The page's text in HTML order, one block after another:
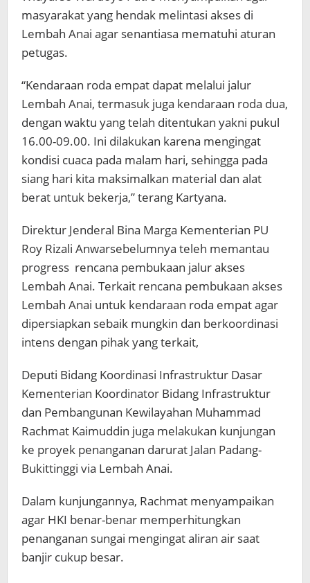
masyarakat yang hendak melintasi akses di
Lembah Anai agar senantiasa mematuhi aturan
petugas.
“Kendaraan roda empat dapat melalui jalur
Lembah Anai, termasuk juga kendaraan roda dua,
dengan waktu yang telah ditentukan yakni pukul
16.00-09.00. Ini dilakukan karena mengingat
kondisi cuaca pada malam hari, sehingga pada
siang hari kita maksimalkan material dan alat
berat untuk bekerja,” terang Kartyana.
Direktur Jenderal Bina Marga Kementerian PU
Roy Rizali Anwarsebelumnya teleh memantau
progress rencana pembukaan jalur akses
Lembah Anai. Terkait rencana pembukaan akses
Lembah Anai untuk kendaraan roda empat agar
dipersiapkan sebaik mungkin dan berkoordinasi
intens dengan pihak yang terkait,
Deputi Bidang Koordinasi Infrastruktur Dasar
Kementerian Koordinator Bidang Infrastruktur
dan Pembangunan Kewilayahan Muhammad
Rachmat Kaimuddin juga melakukan kunjungan
ke proyek penanganan darurat Jalan Padang-
Bukittinggi via Lembah Anai.
Dalam kunjungannya, Rachmat menyampaikan
agar HKI benar-benar memperhitungkan
penanganan sungai mengingat aliran air saat
banjir cukup besar.